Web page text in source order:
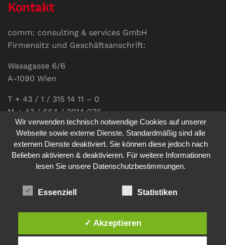
Kontakt
comm: consulting & services GmbH
Firmensitz und Geschäftsanschrift:
Wasagasse 6/6
A-1090 Wien
T + 43 / 1 / 315 14 11 – 0
M + 43 / 664 / 2014 076
E-Mail:office@communications.co.at
Homepage:www.communications.co.at
UID: ATU 811 196 56
Sabine Pöhacker MSc.
Wir verwenden technisch notwendige Cookies auf unserer
Webseite sowie externe Dienste. Standardmäßig sind alle
externen Dienste deaktiviert. Sie können diese jedoch nach
Belieben aktivieren & deaktivieren. Für weitere Informationen
lesen Sie unsere Datenschutzbestimmungen.
Essenziell Statistiken
✓ Akzeptieren